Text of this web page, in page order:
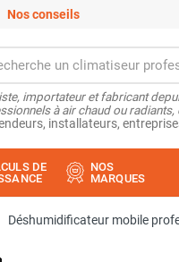
Nos conseils
importateur et fabricant
à air chaud ou
installateurs,
DE
NOS
MARQUES
Déshumidificateur mobile